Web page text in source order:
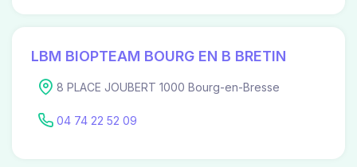
LBM BIOPTEAM BOURG EN B BRETIN
8 PLACE JOUBERT 1000 Bourg-en-Bresse
04 74 22 52 09